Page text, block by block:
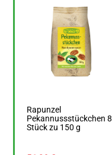
Rapunzel
Pekannussstückchen 8
Stück zu 150 g